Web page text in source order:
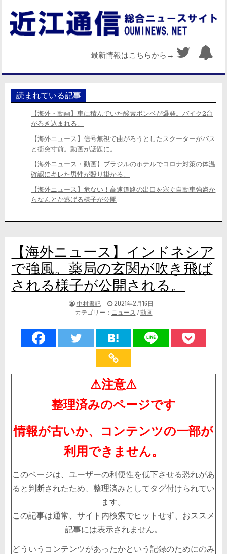
最新情報はこちらから→
読まれている記事
【海外・動画】車に積んでいた酸素ボンベが爆発。バイク2台
が巻き込まれる。
【海外ニュース】信号無視で曲がろうとしたスクーターがバス
と衝突寸前。動画が話題に。
【海外ニュース・動画】ブラジルのホテルでコロナ対策の体温
確認にキレた男性が殴り掛かる。
【海外ニュース】危ない！高速道路の出口を塞ぐ自動車強盗か
らなんとか逃げる様子が公開
【海外ニュース】インドネシア
で強風。薬局の玄関が吹き飛ば
される様子が公開される。
著
者:
中村書記
掲
載
2021年2月16日
カテゴリー： ニュース /動画
⚠注意⚠
整理済みのページです
情報が古いか、コンテンツの一部が
利用できません。
このページは、ユーザーの利便性を低下させる恐れがあ
ると判断されたため、整理済みとしてタグ付けられてい
ます。
この記事は通常、サイト内検索でヒットせず、おススメ
記事には表示されません。
どういうコンテンツがあったかという記録のためにのみ